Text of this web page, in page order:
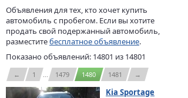
Объявления для тех, кто хочет купить
автомобиль с пробегом. Если вы хотите
продать свой подержанный автомобиль,
разместитебесплатное объявление.
Показано объявлений: 14801 из 14801
← 1 ... 1479 1480 1481 →
Kia Sportage